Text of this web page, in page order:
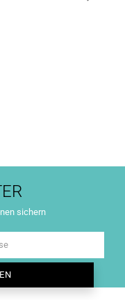
sichern